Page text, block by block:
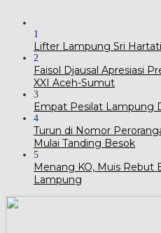
1
Lifter Lampung Sri
2
Faisol Djausal Apresiasi
XXI Aceh-Sumut
3
Empat Pesilat Lampung
4
Turun di Nomor
Mulai Tanding Besok
5
Menang KO, Muis Rebut
Lampung